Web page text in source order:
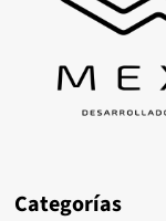
Categorías